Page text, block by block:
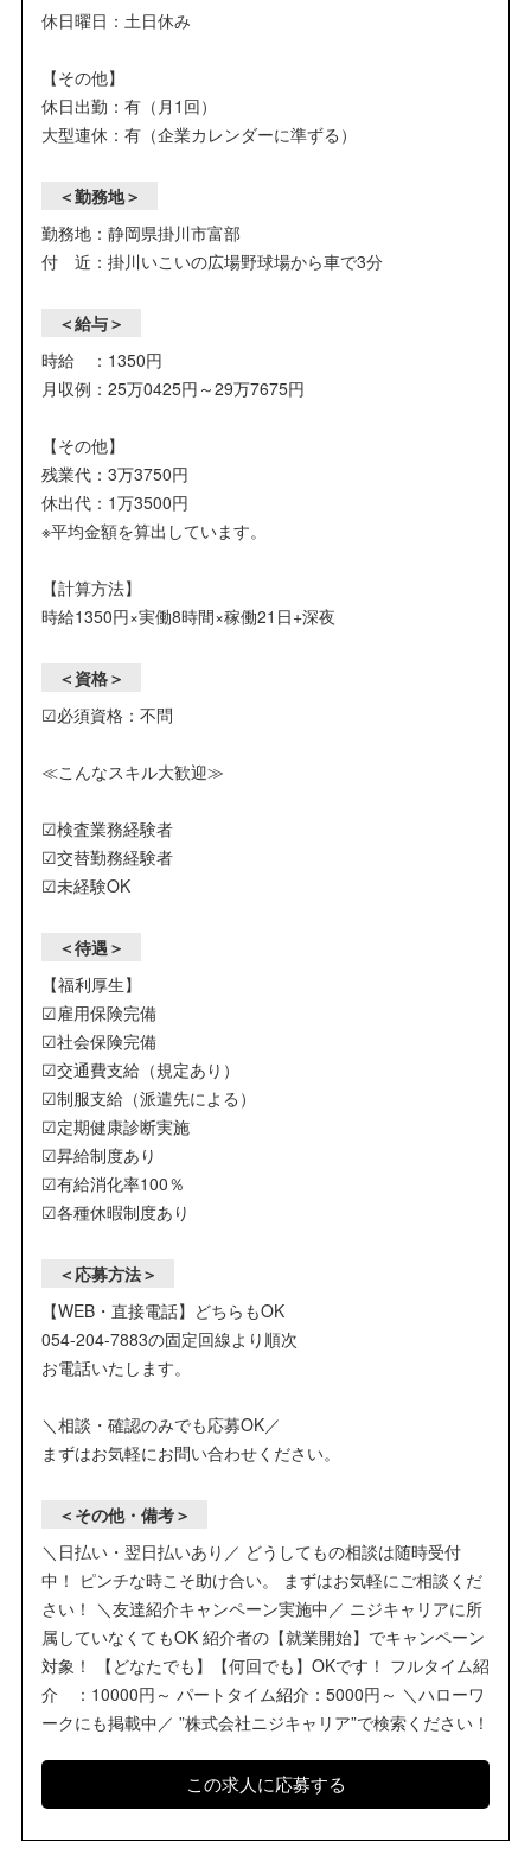
休日曜日：土日休み
【その他】
休日出勤：有（月1回）
大型連休：有（企業カレンダーに準ずる）
＜勤務地＞
勤務地：静岡県掛川市富部
付 近：掛川いこいの広場野球場から車で3分
＜給与＞
時給 ：1350円
月収例：25万0425円～29万7675円
【その他】
残業代：3万3750円
休出代：1万3500円
※平均金額を算出しています。
【計算方法】
時給1350円×実働8時間×稼働21日+深夜
＜資格＞
☑必須資格：不問
≪こんなスキル大歓迎≫
☑検査業務経験者
☑交替勤務経験者
☑未経験OK
＜待遇＞
【福利厚生】
☑雇用保険完備
☑社会保険完備
☑交通費支給（規定あり）
☑制服支給（派遣先による）
☑定期健康診断実施
☑昇給制度あり
☑有給消化率100％
☑各種休暇制度あり
＜応募方法＞
【WEB・直接電話】どちらもOK
054-204-7883の固定回線より順次
お電話いたします。
＼相談・確認のみでも応募OK／
まずはお気軽にお問い合わせください。
＜その他・備考＞
＼日払い・翌日払いあり／ どうしてもの相談は随時受付
中！ ピンチな時こそ助け合い。 まずはお気軽にご相談くだ
さい！ ＼友達紹介キャンペーン実施中／ ニジキャリアに所
属していなくてもOK 紹介者の【就業開始】でキャンペーン
対象！ 【どなたでも】【何回でも】OKです！ フルタイム紹
介 ：10000円～ パートタイム紹介：5000円～ ＼ハローワ
ークにも掲載中／ ”株式会社ニジキャリア”で検索ください！